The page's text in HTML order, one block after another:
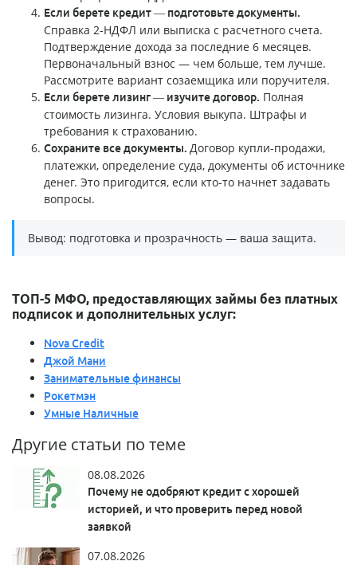
Если берете кредит — подготовьте документы.
Справка 2-НДФЛ или выписка с расчетного счета.
Подтверждение дохода за последние 6 месяцев.
Первоначальный взнос — чем больше, тем лучше.
Рассмотрите вариант созаемщика или поручителя.
Если берете лизинг — изучите договор. Полная
стоимость лизинга. Условия выкупа. Штрафы и
требования к страхованию.
Сохраните все документы. Договор купли-продажи,
платежки, определение суда, документы об источнике
денег. Это пригодится, если кто-то начнет задавать
вопросы.
Вывод: подготовка и прозрачность — ваша защита.
ТОП-5 МФО, предоставляющих займы без платных
подписок и дополнительных услуг:
Nova Credit
Джой Мани
Занимательные финансы
Рокетмэн
Умные Наличные
Другие статьи по теме
08.08.2026
Почему не одобряют кредит с хорошей
историей, и что проверить перед новой
заявкой
07.08.2026